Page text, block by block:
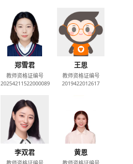
郑雪君
教师资格证编号
20254211522000089
王思
教师资格证编号
2019422012617
李双君 黄恩